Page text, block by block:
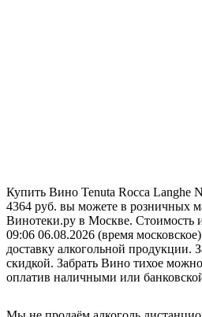
Купить Вино Tenuta Rocca Langhe
4364 руб. вы можете в розничных
Винотеки.ру в Москве. Стоимость
09:06 06.08.2026 (время
доставку алкогольной продукции.
скидкой. Забрать Вино тихое
оплатив наличными или